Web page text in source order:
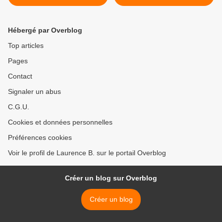
Hébergé par Overblog
Top articles
Pages
Contact
Signaler un abus
C.G.U.
Cookies et données personnelles
Préférences cookies
Voir le profil de Laurence B. sur le portail Overblog
Créer un blog sur Overblog
Créer un blog